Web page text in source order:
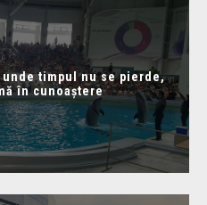
unde timpul nu se pierde,
în cunoaștere